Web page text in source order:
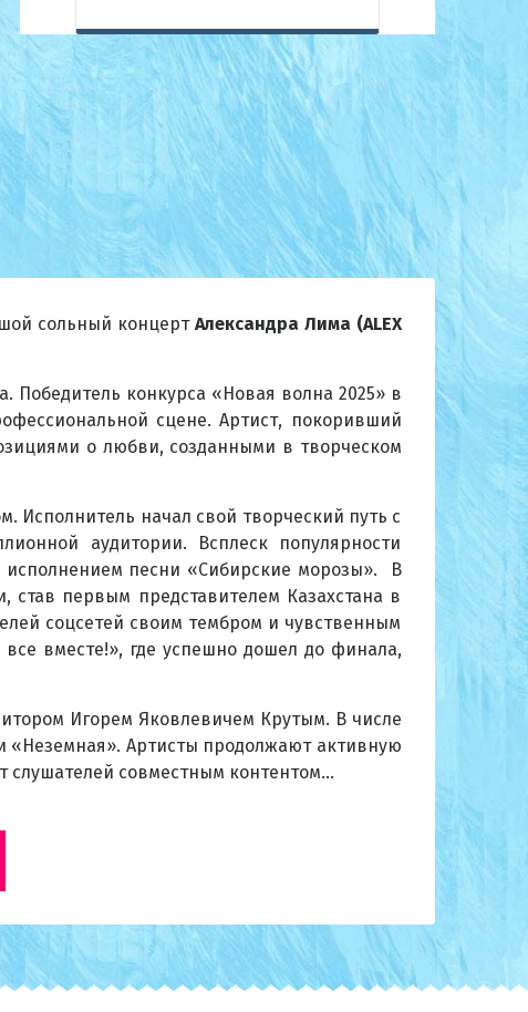
сольный концерт Александра Лима (ALEX
Победитель конкурса «Новая волна 2025» в
сцене. Артист, покоривший
о любви, созданными в творческом
Исполнитель начал свой творческий путь с
аудитории. Всплеск популярности
исполнением песни «Сибирские морозы». В
первым представителем Казахстана в
соцсетей своим тембром и чувственным
вместе!», где успешно дошел до финала,
Игорем Яковлевичем Крутым. В числе
«Неземная». Артисты продолжают активную
слушателей совместным контентом…